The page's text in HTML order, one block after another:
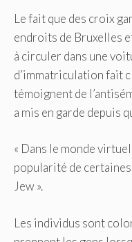
Le fait que des croix
endroits de Bruxelles
à circuler dans une
d’immatriculation fait
témoignent de
a mis en garde depuis
« Dans le monde
popularité de
Jew ».
Les individus sont